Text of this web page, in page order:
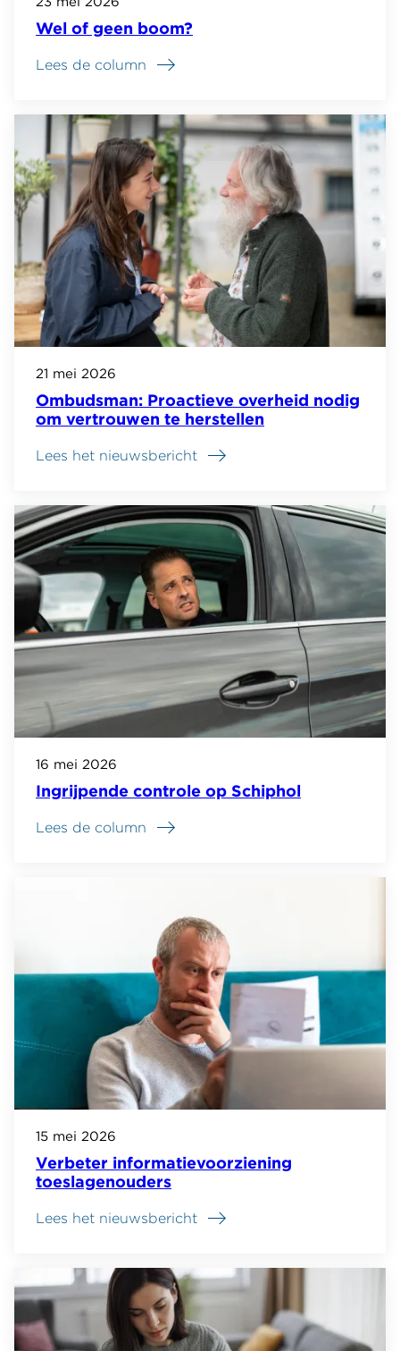
Wel of geen boom?
Lees de column
Ombudsman: Proactieve overheid nodig
om vertrouwen te herstellen
21 mei 2026
Lees het nieuwsbericht
Ingrijpende controle op Schiphol
16 mei 2026
Lees de column
Verbeter informatievoorziening
toeslagenouders
15 mei 2026
Lees het nieuwsbericht